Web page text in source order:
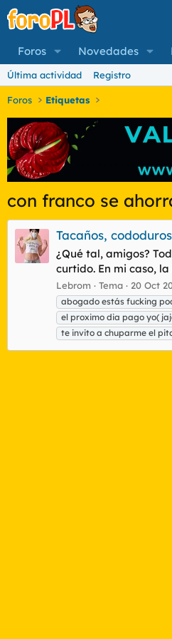
Foros Novedades
Última actividad Registro
Foros Etiquetas
con franco se
Tacaños,
¿Qué tal, amigos?
curtido. En mi caso,
Lebrom Tema 20 Oct
abogado estás fucking
el proximo dia pago yo(
te invito a chuparme el